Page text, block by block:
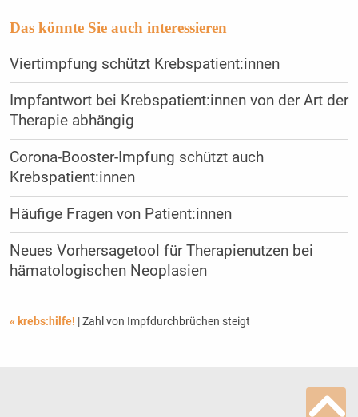
Das könnte Sie auch interessieren
Viertimpfung schützt Krebspatient:innen
Impfantwort bei Krebspatient:innen von der Art der
Therapie abhängig
Corona-Booster-Impfung schützt auch
Krebspatient:innen
Häufige Fragen von Patient:innen
Neues Vorhersagetool für Therapienutzen bei
hämatologischen Neoplasien
« krebs:hilfe! | Zahl von Impfdurchbrüchen steigt